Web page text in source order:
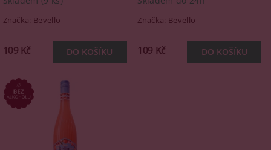
Značka: Bevello
109 Kč
Značka: Bevello
109 Kč